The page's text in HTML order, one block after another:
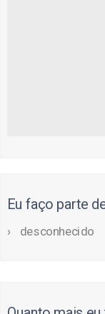
Eu faço parte
desconhecido